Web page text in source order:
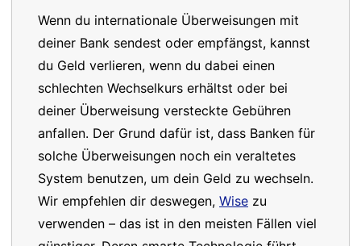
Wenn du internationale Überweisungen mit
deiner Bank sendest oder empfängst, kannst
du Geld verlieren, wenn du dabei einen
schlechten Wechselkurs erhältst oder bei
deiner Überweisung versteckte Gebühren
anfallen. Der Grund dafür ist, dass Banken für
solche Überweisungen noch ein veraltetes
System benutzen, um dein Geld zu wechseln.
Wir empfehlen dir deswegen, Wise zu
verwenden – das ist in den meisten Fällen viel